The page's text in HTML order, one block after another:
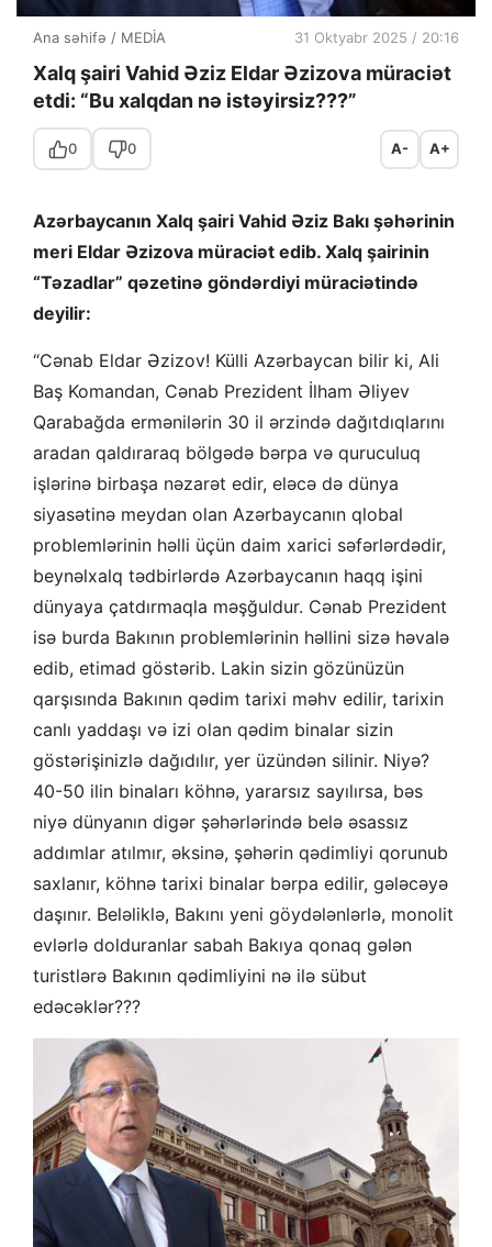
Ana səhifə / MEDİA 31 Oktyabr 2025 / 20:16
Xalq şairi Vahid Əziz Eldar Əzizova müraciət
etdi: “Bu xalqdan nə istəyirsiz???”
0 0 A- A+
Azərbaycanın Xalq şairi Vahid Əziz Bakı şəhərinin
meri Eldar Əzizova müraciət edib. Xalq şairinin
“Təzadlar” qəzetinə göndərdiyi müraciətində
deyilir:
“Cənab Eldar Əzizov! Külli Azərbaycan bilir ki, Ali
Baş Komandan, Cənab Prezident İlham Əliyev
Qarabağda ermənilərin 30 il ərzində dağıtdıqlarını
aradan qaldıraraq bölgədə bərpa və quruculuq
işlərinə birbaşa nəzarət edir, eləcə də dünya
siyasətinə meydan olan Azərbaycanın qlobal
problemlərinin həlli üçün daim xarici səfərlərdədir,
beynəlxalq tədbirlərdə Azərbaycanın haqq işini
dünyaya çatdırmaqla məşğuldur. Cənab Prezident
isə burda Bakının problemlərinin həllini sizə həvalə
edib, etimad göstərib. Lakin sizin gözünüzün
qarşısında Bakının qədim tarixi məhv edilir, tarixin
canlı yaddaşı və izi olan qədim binalar sizin
göstərişinizlə dağıdılır, yer üzündən silinir. Niyə?
40-50 ilin binaları köhnə, yararsız sayılırsa, bəs
niyə dünyanın digər şəhərlərində belə əsassız
addımlar atılmır, əksinə, şəhərin qədimliyi qorunub
saxlanır, köhnə tarixi binalar bərpa edilir, gələcəyə
daşınır. Beləliklə, Bakını yeni göydələnlərlə, monolit
evlərlə dolduranlar sabah Bakıya qonaq gələn
turistlərə Bakının qədimliyini nə ilə sübut
edəcəklər???